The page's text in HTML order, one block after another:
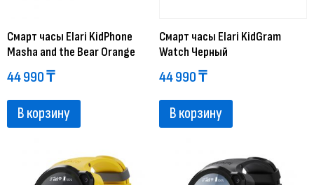
Смарт часы Elari KidPhone
Masha and the Bear Orange
44 990₸
В корзину
Смарт часы Elari KidGram
Watch Черный
44 990₸
В корзину